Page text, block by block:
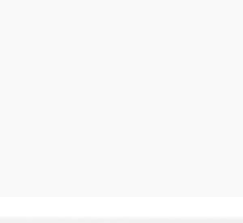
легионеллы. Для
уменьшить количество и
или интегрирования в
функций.</p>